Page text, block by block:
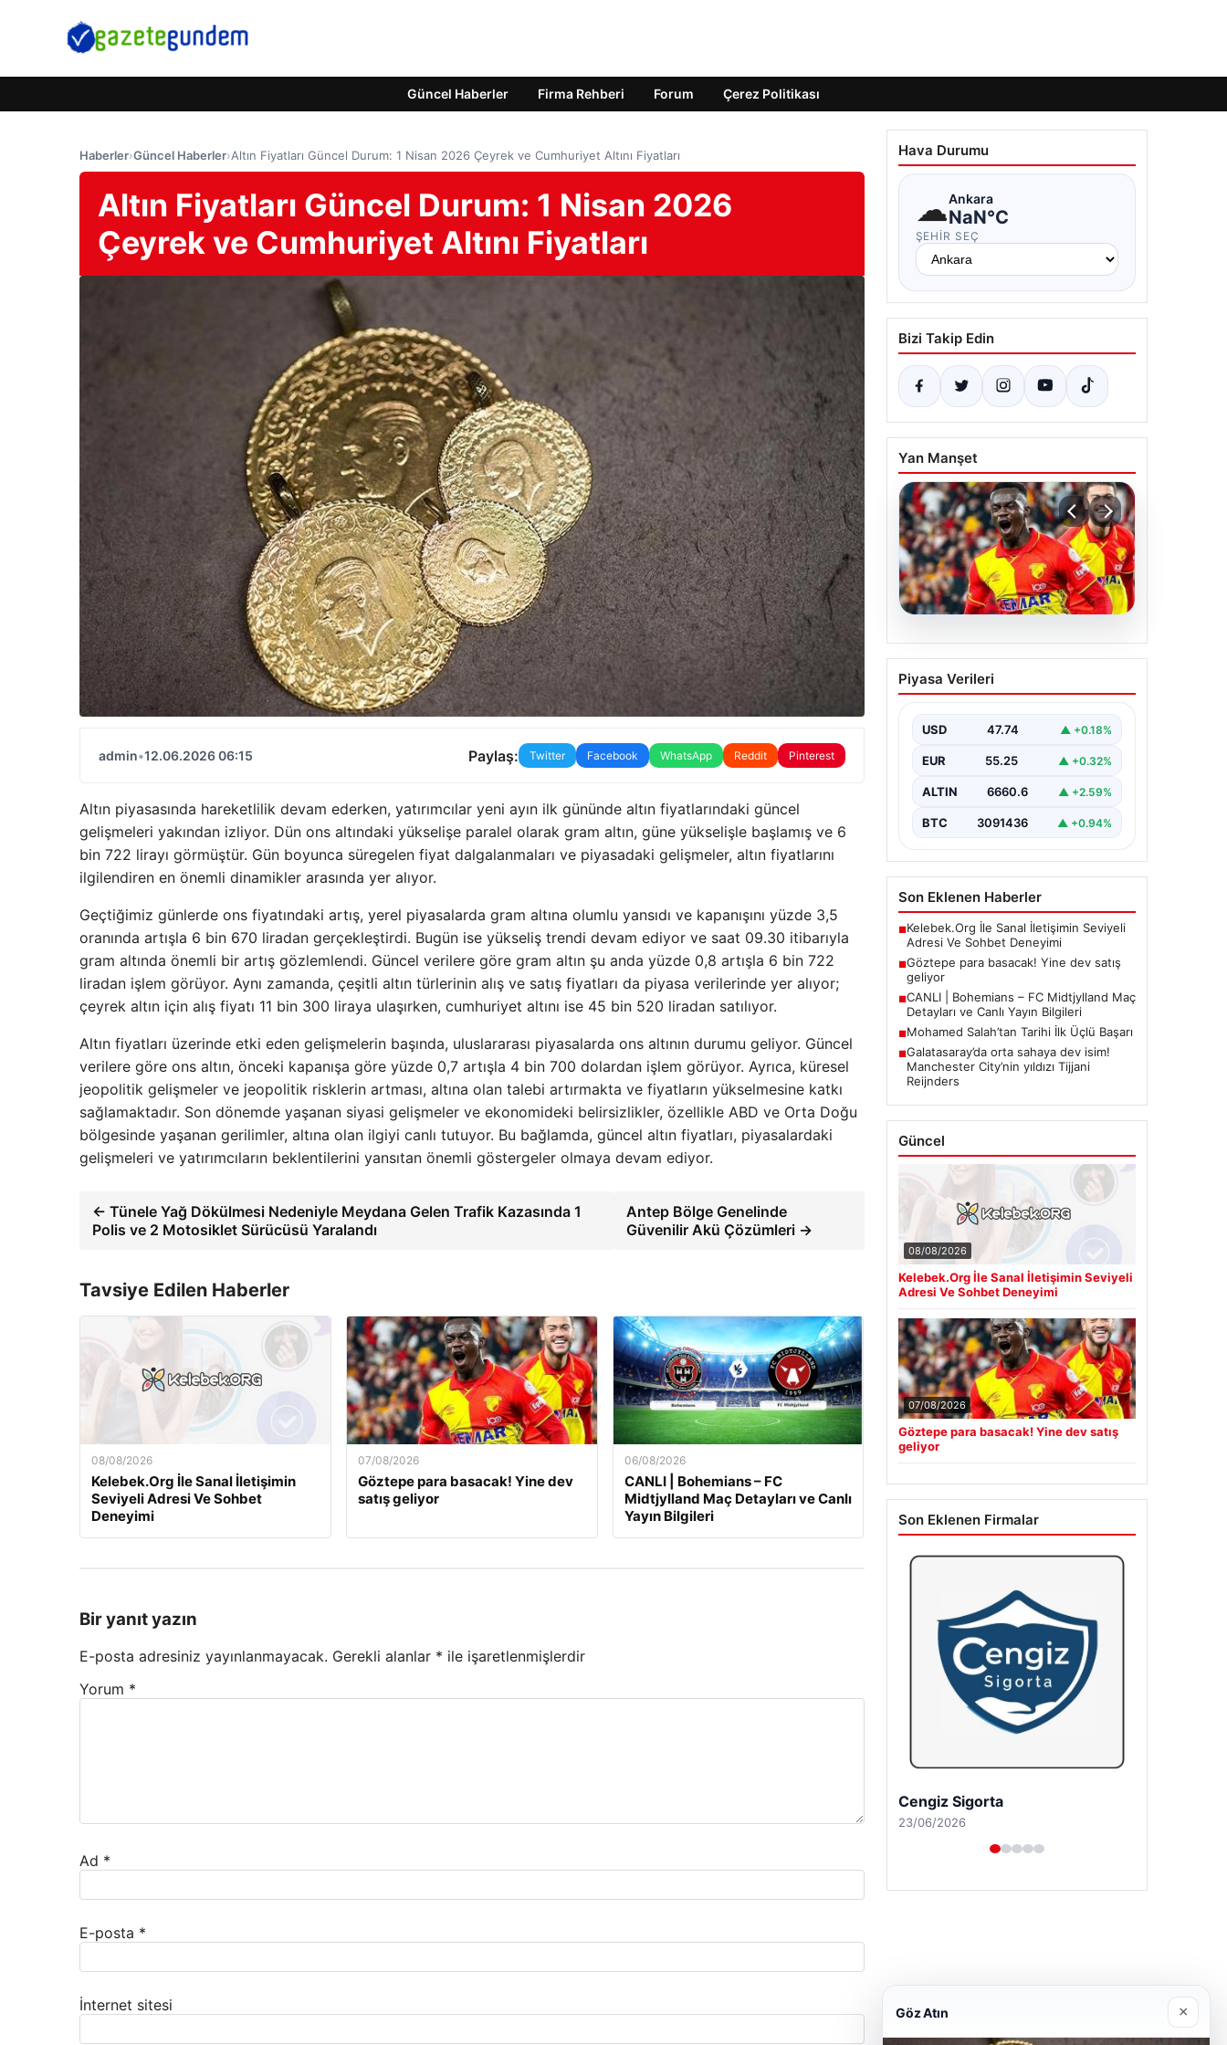
Güncel Haberler Firma Rehberi Forum Çerez Politikası
Haberler›Güncel Haberler›Altın Fiyatları Güncel Durum: 1 Nisan 2026 Çeyrek ve Cumhuriyet Altını Fiyatları
Altın Fiyatları Güncel Durum: 1 Nisan 2026
Çeyrek ve Cumhuriyet Altını Fiyatları
admin•12.06.2026 06:15 Paylaş: Twitter Facebook WhatsApp Reddit Pinterest
Altın piyasasında hareketlilik devam ederken, yatırımcılar yeni ayın ilk gününde altın fiyatlarındaki güncel
gelişmeleri yakından izliyor. Dün ons altındaki yükselişe paralel olarak gram altın, güne yükselişle başlamış ve 6
bin 722 lirayı görmüştür. Gün boyunca süregelen fiyat dalgalanmaları ve piyasadaki gelişmeler, altın fiyatlarını
ilgilendiren en önemli dinamikler arasında yer alıyor.
Geçtiğimiz günlerde ons fiyatındaki artış, yerel piyasalarda gram altına olumlu yansıdı ve kapanışını yüzde 3,5
oranında artışla 6 bin 670 liradan gerçekleştirdi. Bugün ise yükseliş trendi devam ediyor ve saat 09.30 itibarıyla
gram altında önemli bir artış gözlemlendi. Güncel verilere göre gram altın şu anda yüzde 0,8 artışla 6 bin 722
liradan işlem görüyor. Aynı zamanda, çeşitli altın türlerinin alış ve satış fiyatları da piyasa verilerinde yer alıyor;
çeyrek altın için alış fiyatı 11 bin 300 liraya ulaşırken, cumhuriyet altını ise 45 bin 520 liradan satılıyor.
Altın fiyatları üzerinde etki eden gelişmelerin başında, uluslararası piyasalarda ons altının durumu geliyor. Güncel
verilere göre ons altın, önceki kapanışa göre yüzde 0,7 artışla 4 bin 700 dolardan işlem görüyor. Ayrıca, küresel
jeopolitik gelişmeler ve jeopolitik risklerin artması, altına olan talebi artırmakta ve fiyatların yükselmesine katkı
sağlamaktadır. Son dönemde yaşanan siyasi gelişmeler ve ekonomideki belirsizlikler, özellikle ABD ve Orta Doğu
bölgesinde yaşanan gerilimler, altına olan ilgiyi canlı tutuyor. Bu bağlamda, güncel altın fiyatları, piyasalardaki
gelişmeleri ve yatırımcıların beklentilerini yansıtan önemli göstergeler olmaya devam ediyor.
← Tünele Yağ Dökülmesi Nedeniyle Meydana Gelen Trafik Kazasında 1
Polis ve 2 Motosiklet Sürücüsü Yaralandı
Antep Bölge Genelinde
Güvenilir Akü Çözümleri →
Tavsiye Edilen Haberler
08/08/2026
Kelebek.Org İle Sanal İletişimin
Seviyeli Adresi Ve Sohbet
Deneyimi
07/08/2026
Göztepe para basacak! Yine dev
satış geliyor
06/08/2026
CANLI | Bohemians – FC
Midtjylland Maç Detayları ve Canlı
Yayın Bilgileri
Bir yanıt yazın
E-posta adresiniz yayınlanmayacak. Gerekli alanlar * ile işaretlenmişlerdir
Yorum *
Ad *
E-posta *
İnternet sitesi
Hava Durumu
☁Ankara
NaN°C
ŞEHIR SEÇ
Bizi Takip Edin
Yan Manşet
07.08.2026
Göztepe para basacak!
Yine dev satış geliyor
Piyasa Verileri
USD 47.74 ▲ +0.18%
EUR 55.25 ▲ +0.32%
ALTIN 6660.6 ▲ +2.59%
BTC 3091436 ▲ +0.94%
Son Eklenen Haberler
■Kelebek.Org İle Sanal İletişimin Seviyeli
Adresi Ve Sohbet Deneyimi
■Göztepe para basacak! Yine dev satış
geliyor
■CANLI | Bohemians – FC Midtjylland Maç
Detayları ve Canlı Yayın Bilgileri
■Mohamed Salah’tan Tarihi İlk Üçlü Başarı
■Galatasaray’da orta sahaya dev isim!
Manchester City’nin yıldızı Tijjani
Reijnders
Güncel
08/08/2026
Kelebek.Org İle Sanal İletişimin Seviyeli
Adresi Ve Sohbet Deneyimi
07/08/2026
Göztepe para basacak! Yine dev satış
geliyor
Son Eklenen Firmalar
Hastaş Beton
26/05/2026
Göz Atın ×